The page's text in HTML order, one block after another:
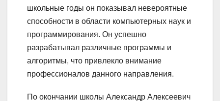
школьные годы он показывал невероятные
способности в области компьютерных наук и
программирования. Он успешно
разрабатывал различные программы и
алгоритмы, что привлекло внимание
профессионалов данного направления.
По окончании школы Александр Алексеевич